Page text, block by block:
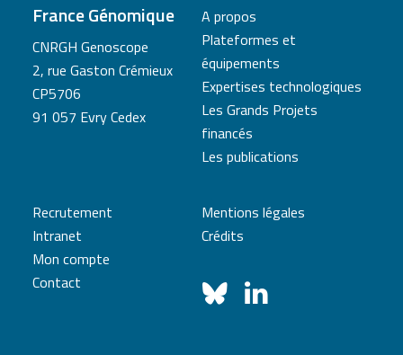
France Génomique
CNRGH Genoscope
2, rue Gaston Crémieux
CP5706
91 057 Evry Cedex
A propos
Plateformes et
équipements
Expertises technologiques
Les Grands Projets
financés
Les publications
Recrutement
Intranet
Mon compte
Contact
Mentions légales
Crédits